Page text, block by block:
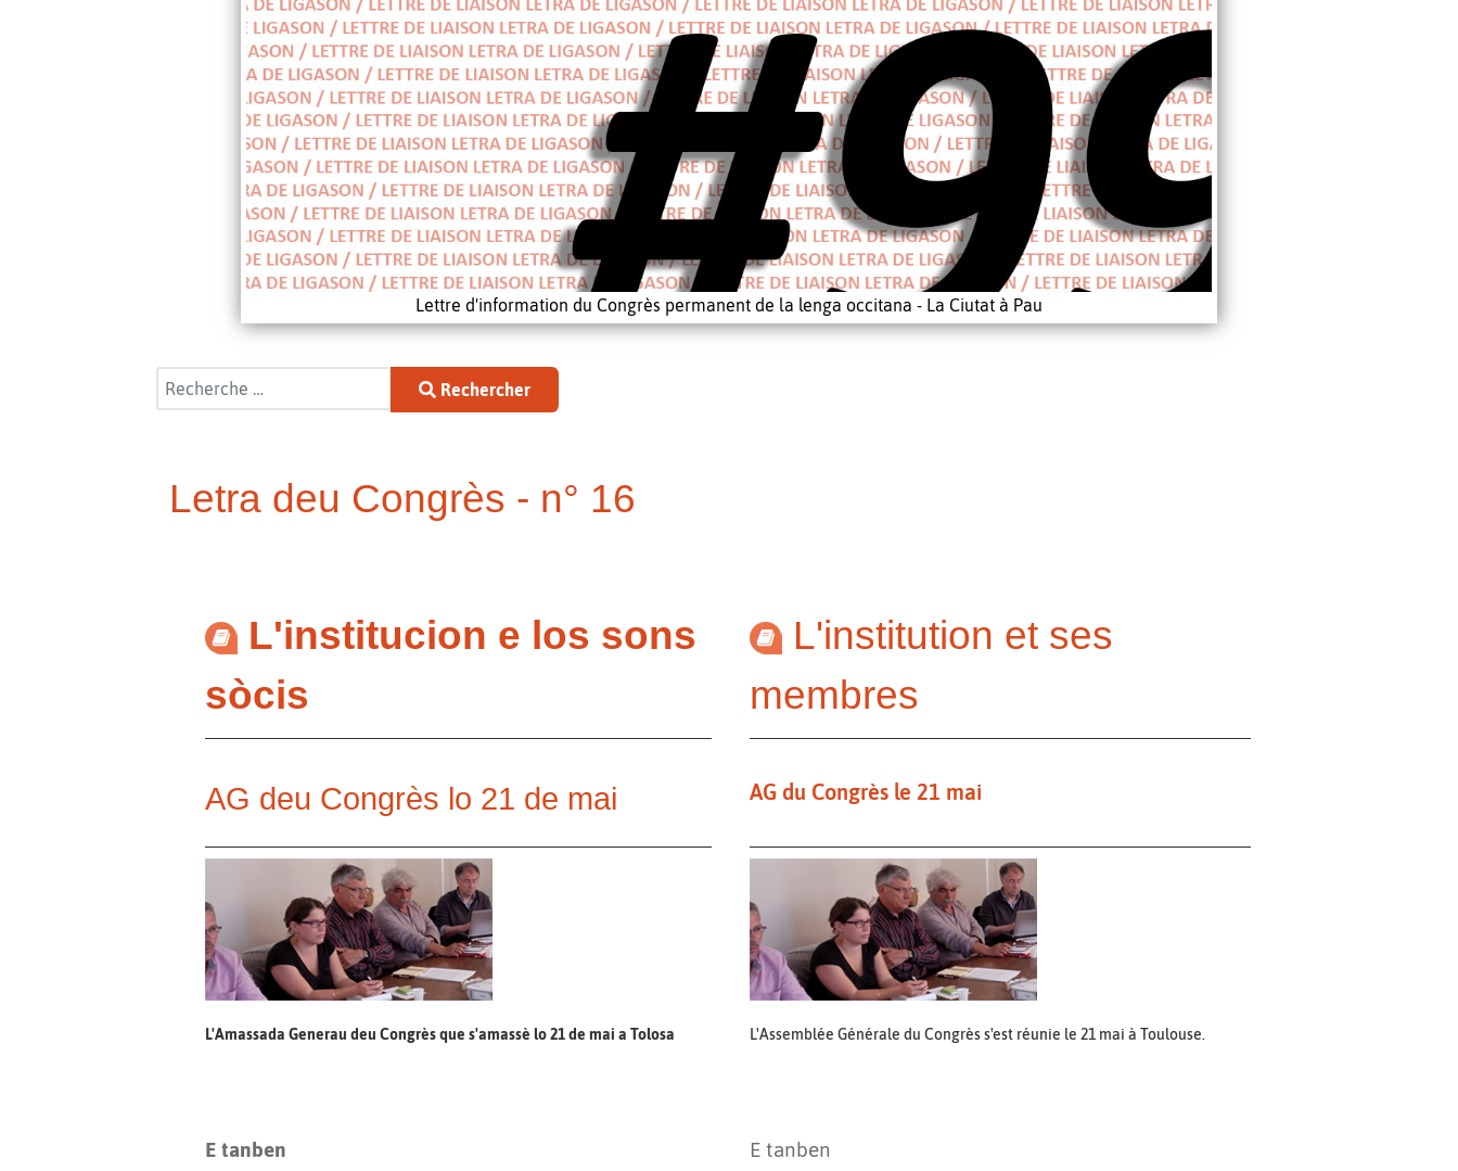
Lettre d'information du Congrès permanent de la lenga occitana - La Ciutat à Pau
Rechercher
Rechercher
Letra deu Congrès - n° 16
L'institucion e los sons
sòcis
L'institution et ses
membres
AG deu Congrès lo 21 de mai AG du Congrès le 21 mai
L'Amassada Generau deu Congrès que s'amassè lo 21 de mai a Tolosa L'Assemblée Générale du Congrès s'est réunie le 21 mai à Toulouse.
E tanben E tanben